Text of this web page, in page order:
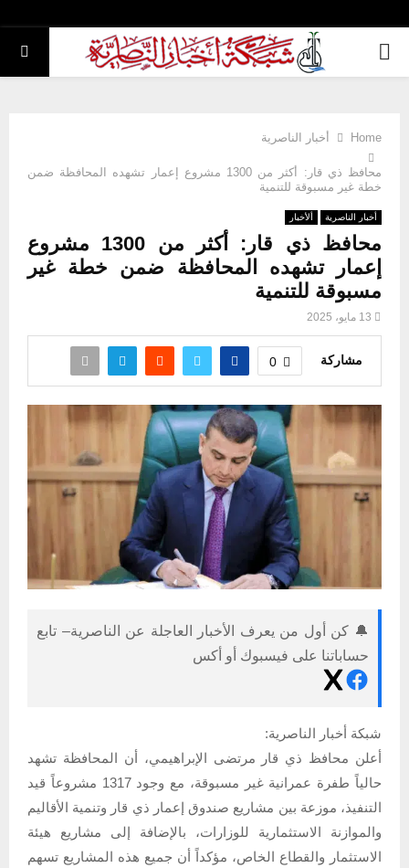
PRIMARY
Home أخبار الناصرية
محافظ ذي قار: أكثر من 1300 مشروع إعمار تشهده المحافظة ضمن
خطة غير مسبوقة للتنمية
أخبار الناصرية ألأخبار
محافظ ذي قار: أكثر من 1300 مشروع
إعمار تشهده المحافظة ضمن خطة غير
مسبوقة للتنمية
13 مايو، 2025
مشاركة 0
🔔 كن أول من يعرف الأخبار العاجلة عن الناصرية– تابع
حساباتنا على فيسبوك أو أكس
شبكة أخبار الناصرية:
أعلن محافظ ذي قار مرتضى الإبراهيمي، أن المحافظة تشهد
حالياً طفرة عمرانية غير مسبوقة، مع وجود 1317 مشروعاً قيد
التنفيذ، موزعة بين مشاريع صندوق إعمار ذي قار وتنمية الأقاليم
والموازنة الاستثمارية للوزارات، بالإضافة إلى مشاريع هيئة
الاستثمار والقطاع الخاص، مؤكداً أن جميع هذه المشاريع تسهم